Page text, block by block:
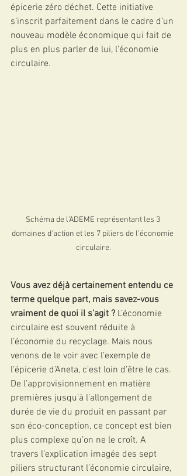
épicerie zéro déchet. Cette initiative
s’inscrit parfaitement dans le cadre d’un
nouveau modèle économique qui fait de
plus en plus parler de lui, l’économie
circulaire.
Schéma de l’ADEME représentant les 3
domaines d’action et les 7 piliers de l’économie
circulaire.
Vous avez déjà certainement entendu ce
terme quelque part, mais savez-vous
vraiment de quoi il s’agit ? L’économie
circulaire est souvent réduite à
l’économie du recyclage. Mais nous
venons de le voir avec l’exemple de
l’épicerie d’Aneta, c’est loin d’être le cas.
De l’approvisionnement en matière
premières jusqu’à l’allongement de
durée de vie du produit en passant par
son éco-conception, ce concept est bien
plus complexe qu’on ne le croît. A
travers l’explication imagée des sept
piliers structurant l’économie circulaire,